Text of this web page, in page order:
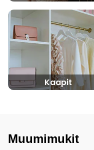
Kaapit
Muumimukit